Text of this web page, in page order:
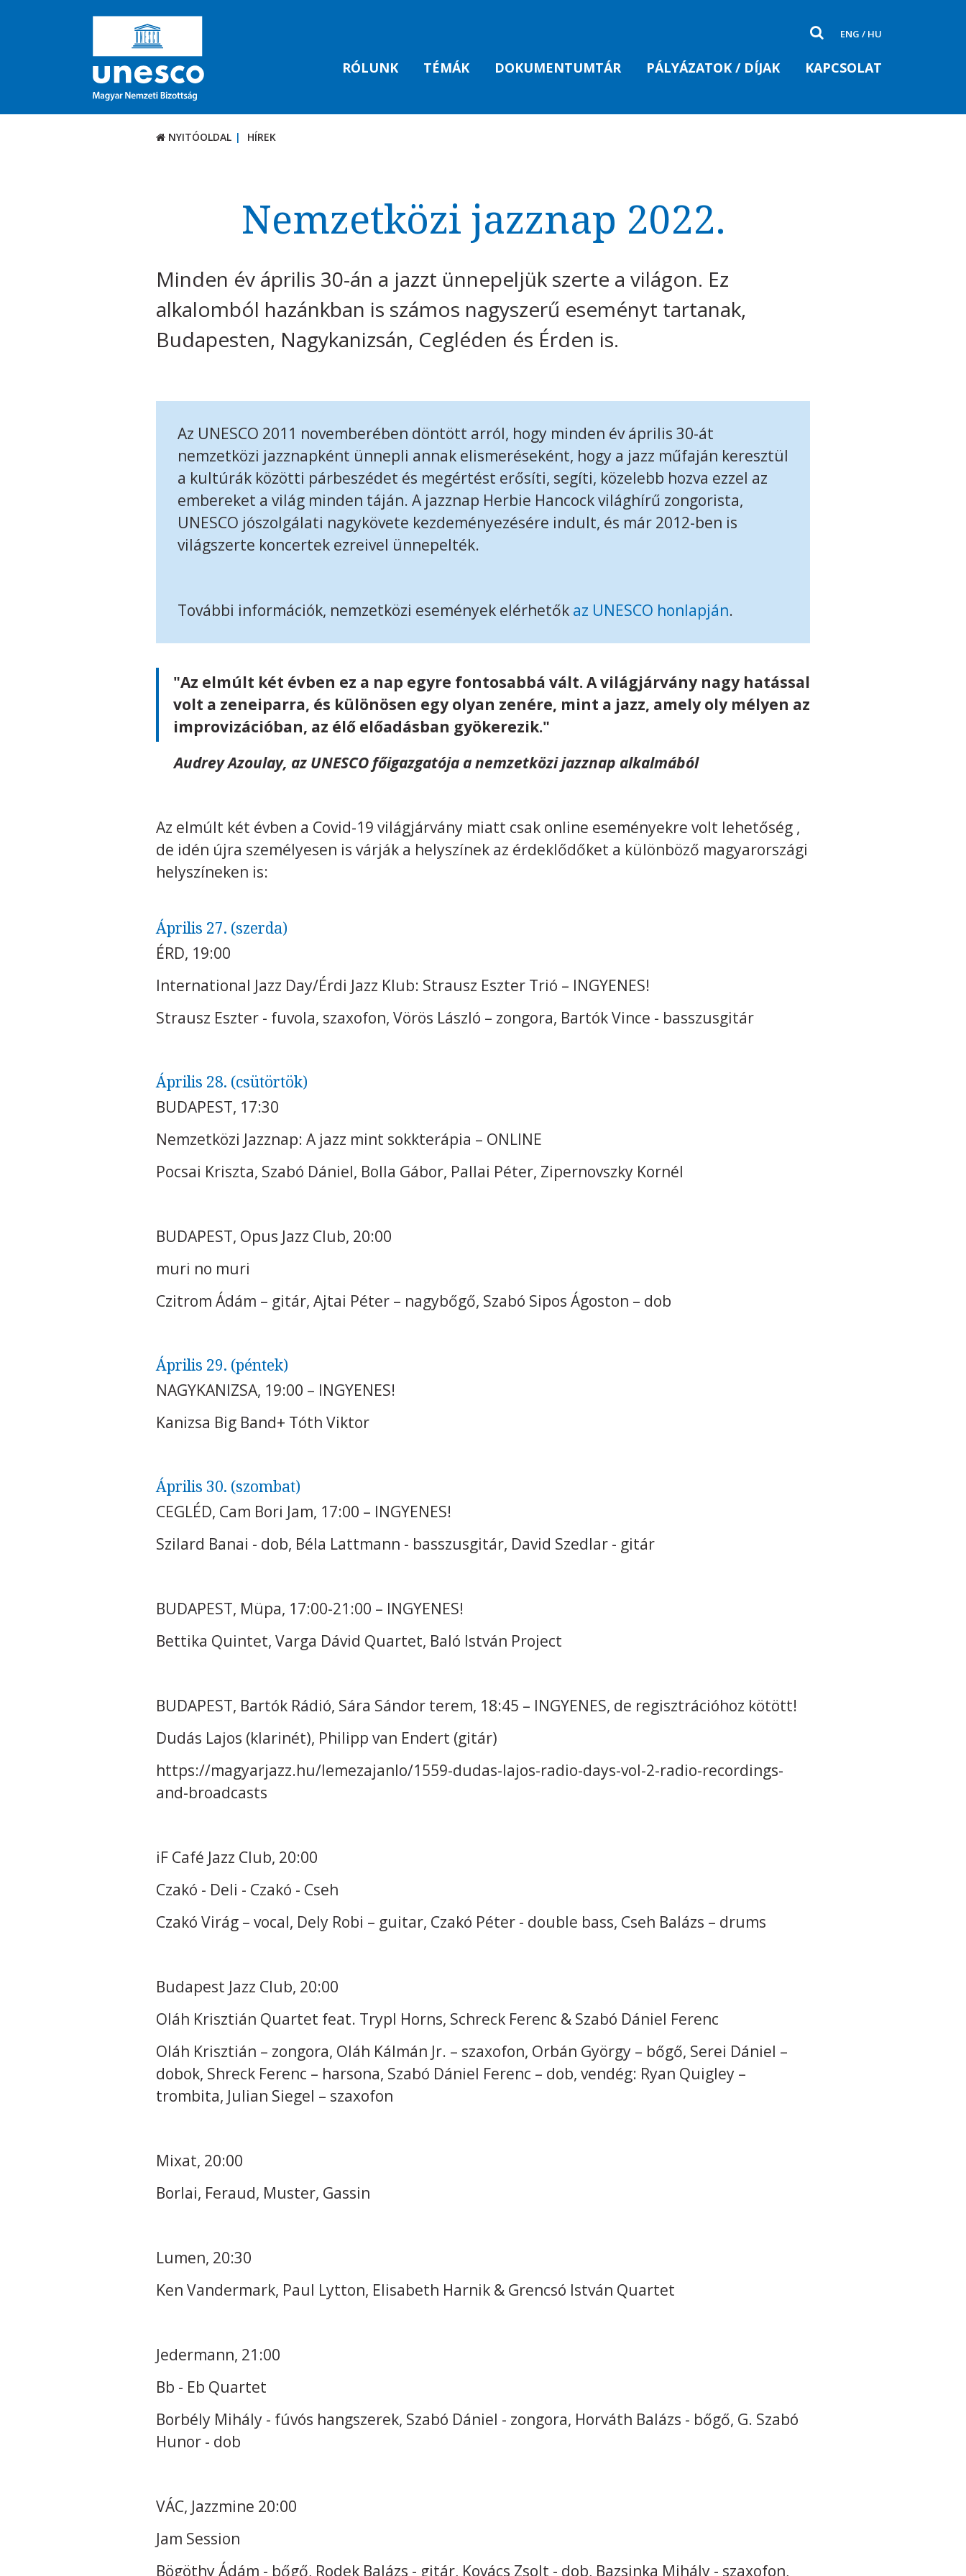
ENG / HU
RÓLUNK TÉMÁK DOKUMENTUMTÁR PÁLYÁZATOK / DÍJAK KAPCSOLAT
NYITÓOLDAL HÍREK
Nemzetközi jazznap 2022.
Minden év április 30-án a jazzt ünnepeljük szerte a világon. Ez
alkalomból hazánkban is számos nagyszerű eseményt tartanak,
Budapesten, Nagykanizsán, Cegléden és Érden is.
Az UNESCO 2011 novemberében döntött arról, hogy minden év április 30-át
nemzetközi jazznapként ünnepli annak elismeréseként, hogy a jazz műfaján keresztül
a kultúrák közötti párbeszédet és megértést erősíti, segíti, közelebb hozva ezzel az
embereket a világ minden táján. A jazznap Herbie Hancock világhírű zongorista,
UNESCO jószolgálati nagykövete kezdeményezésére indult, és már 2012-ben is
világszerte koncertek ezreivel ünnepelték.
További információk, nemzetközi események elérhetők az UNESCO honlapján.
"Az elmúlt két évben ez a nap egyre fontosabbá vált. A világjárvány nagy hatással
volt a zeneiparra, és különösen egy olyan zenére, mint a jazz, amely oly mélyen az
improvizációban, az élő előadásban gyökerezik."
Audrey Azoulay, az UNESCO főigazgatója a nemzetközi jazznap alkalmából
Az elmúlt két évben a Covid-19 világjárvány miatt csak online eseményekre volt lehetőség ,
de idén újra személyesen is várják a helyszínek az érdeklődőket a különböző magyarországi
helyszíneken is:
Április 27. (szerda)
ÉRD, 19:00
International Jazz Day/Érdi Jazz Klub: Strausz Eszter Trió – INGYENES!
Strausz Eszter - fuvola, szaxofon, Vörös László – zongora, Bartók Vince - basszusgitár
Április 28. (csütörtök)
BUDAPEST, 17:30
Nemzetközi Jazznap: A jazz mint sokkterápia – ONLINE
Pocsai Kriszta, Szabó Dániel, Bolla Gábor, Pallai Péter, Zipernovszky Kornél
BUDAPEST, Opus Jazz Club, 20:00
muri no muri
Czitrom Ádám – gitár, Ajtai Péter – nagybőgő, Szabó Sipos Ágoston – dob
Április 29. (péntek)
NAGYKANIZSA, 19:00 – INGYENES!
Kanizsa Big Band+ Tóth Viktor
Április 30. (szombat)
CEGLÉD, Cam Bori Jam, 17:00 – INGYENES!
Szilard Banai - dob, Béla Lattmann - basszusgitár, David Szedlar - gitár
BUDAPEST, Müpa, 17:00-21:00 – INGYENES!
Bettika Quintet, Varga Dávid Quartet, Baló István Project
BUDAPEST, Bartók Rádió, Sára Sándor terem, 18:45 – INGYENES, de regisztrációhoz kötött!
Dudás Lajos (klarinét), Philipp van Endert (gitár)
https://magyarjazz.hu/lemezajanlo/1559-dudas-lajos-radio-days-vol-2-radio-recordings-
and-broadcasts
iF Café Jazz Club, 20:00
Czakó - Deli - Czakó - Cseh
Czakó Virág – vocal, Dely Robi – guitar, Czakó Péter - double bass, Cseh Balázs – drums
Budapest Jazz Club, 20:00
Oláh Krisztián Quartet feat. Trypl Horns, Schreck Ferenc & Szabó Dániel Ferenc
Oláh Krisztián – zongora, Oláh Kálmán Jr. – szaxofon, Orbán György – bőgő, Serei Dániel –
dobok, Shreck Ferenc – harsona, Szabó Dániel Ferenc – dob, vendég: Ryan Quigley –
trombita, Julian Siegel – szaxofon
Mixat, 20:00
Borlai, Feraud, Muster, Gassin
Lumen, 20:30
Ken Vandermark, Paul Lytton, Elisabeth Harnik & Grencsó István Quartet
Jedermann, 21:00
Bb - Eb Quartet
Borbély Mihály - fúvós hangszerek, Szabó Dániel - zongora, Horváth Balázs - bőgő, G. Szabó
Hunor - dob
VÁC, Jazzmine 20:00
Jam Session
Bögöthy Ádám - bőgő, Rodek Balázs - gitár, Kovács Zsolt - dob, Bazsinka Mihály - szaxofon,